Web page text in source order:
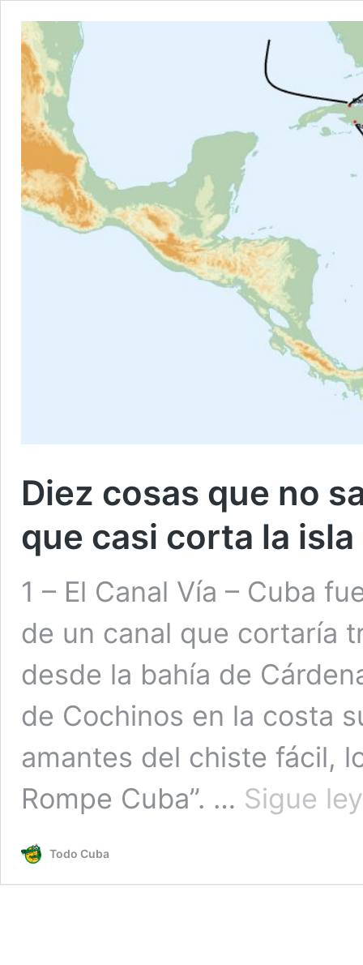
Diez cosas que no
que casi corta la
1 – El Canal Vía – Cuba
de un canal que cortaría
desde la bahía de
de Cochinos en la costa
amantes del chiste fácil,
Rompe Cuba”. … Sigue
Todo Cuba